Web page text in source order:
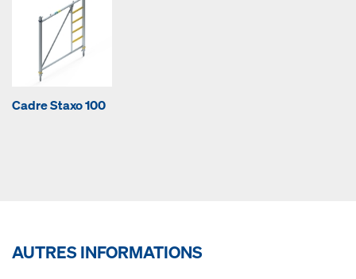
Cadre Staxo 100
AUTRES INFORMATIONS